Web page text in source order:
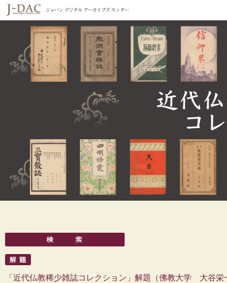
「近代仏教稀少雑誌コレクション」解題（佛教大学 大谷栄